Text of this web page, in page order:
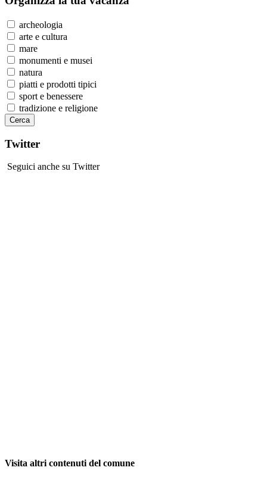
archeologia
arte e cultura
mare
monumenti e musei
natura
piatti e prodotti tipici
sport e benessere
tradizione e religione
Twitter
Seguici anche su Twitter
Visita altri contenuti del comune